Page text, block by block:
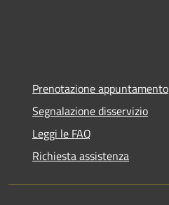
Prenotazione appuntamento
Segnalazione disservizio
Leggi le FAQ
Richiesta assistenza